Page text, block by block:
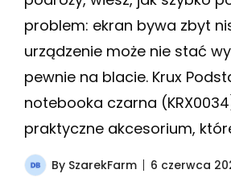
problem: ekran bywa zbyt
urządzenie może nie stać
pewnie na blacie. Krux
notebooka czarna
praktyczne akcesorium,
By SzarekFarm 6 czerwca